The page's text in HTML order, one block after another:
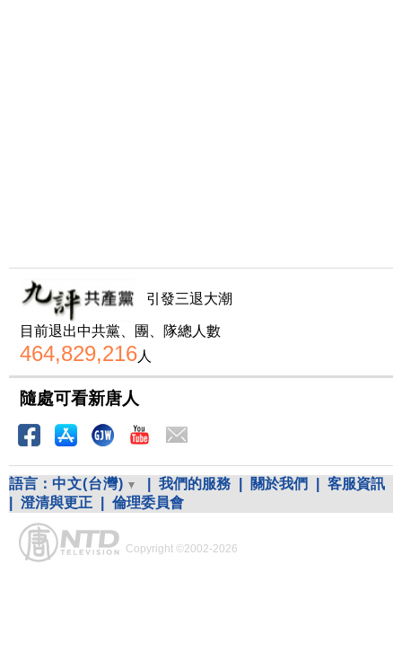
引發三退大潮
目前退出中共黨、團、隊總人數
464,829,216人
隨處可看新唐人
語言： 中文(台灣) 我們的服務 關於我們
客服資訊
澄清與更正 倫理委員會
Copyright ©2002-2026